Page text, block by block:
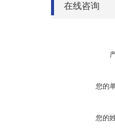
在线咨询
您的
您的